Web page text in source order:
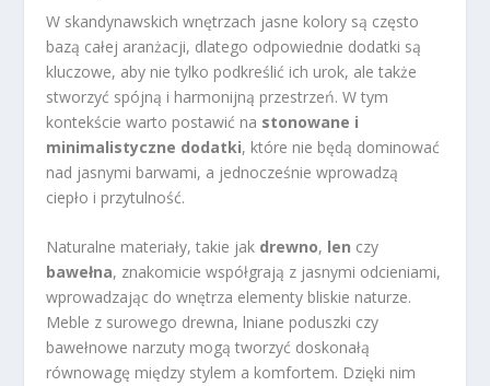
W skandynawskich wnętrzach jasne kolory są często
bazą całej aranżacji, dlatego odpowiednie dodatki są
kluczowe, aby nie tylko podkreślić ich urok, ale także
stworzyć spójną i harmonijną przestrzeń. W tym
kontekście warto postawić na stonowane i
minimalistyczne dodatki, które nie będą dominować
nad jasnymi barwami, a jednocześnie wprowadzą
ciepło i przytulność.
Naturalne materiały, takie jak drewno, len czy
bawełna, znakomicie współgrają z jasnymi odcieniami,
wprowadzając do wnętrza elementy bliskie naturze.
Meble z surowego drewna, lniane poduszki czy
bawełnowe narzuty mogą tworzyć doskonałą
równowagę między stylem a komfortem. Dzięki nim